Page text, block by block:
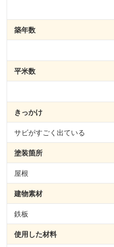
築年数
平米数
きっかけ
サビがすごく出ている
塗装箇所
屋根
建物素材
鉄板
使用した材料